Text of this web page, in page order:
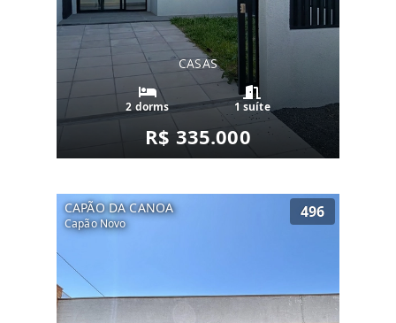
CASAS
2 dorms 1 suíte
R$ 335.000
CAPÃO DA CANOA
Capão Novo
496